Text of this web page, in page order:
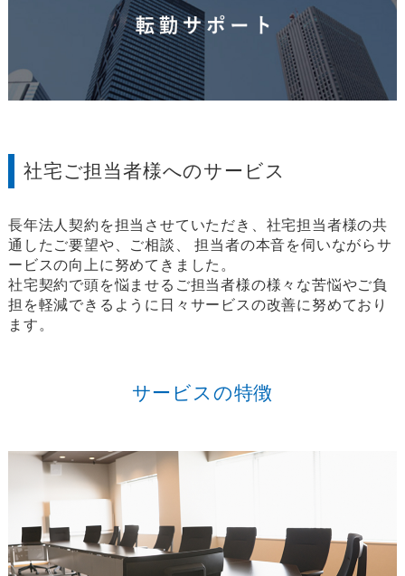
社宅ご担当者様へのサービス
長年法人契約を担当させていただき、社宅担当者様の共
通したご要望や、ご相談、
担当者の本音を伺いながらサ
ービスの向上に努めてきました。
社宅契約で頭を悩ませるご担当者様の様々な苦悩やご負
担を軽減できるように日々サービスの改善に努めており
ます。
サービスの特徴